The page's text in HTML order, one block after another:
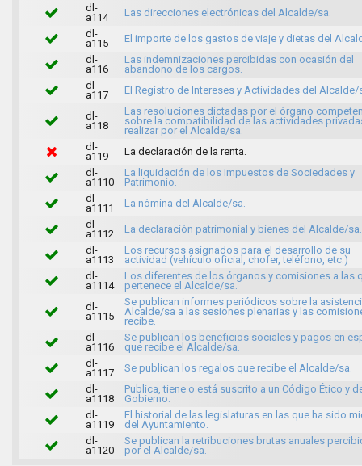
dl-
a114
Las direcciones electrónicas del Alcalde/sa.
dl-
a115
El importe de los gastos de viaje y dietas del
dl-
a116
Las indemnizaciones percibidas con ocasión del
abandono de los cargos.
dl-
a117
El Registro de Intereses y Actividades del Alcalde/
dl-
a118
Las resoluciones dictadas por el órgano
sobre la compatibilidad de las actividades
realizar por el Alcalde/sa.
dl-
a119
La declaración de la renta.
dl-
a1110
La liquidación de los Impuestos de Sociedades y
Patrimonio.
dl-
a1111
La nómina del Alcalde/sa.
dl-
a1112
La declaración patrimonial y bienes del Alcalde/sa.
dl-
a1113
Los recursos asignados para el desarrollo de su
actividad (vehículo oficial, chofer, teléfono, etc.)
dl-
a1114
Los diferentes de los órganos y comisiones a las
pertenece el Alcalde/sa.
dl-
a1115
Se publican informes periódicos sobre la
Alcalde/sa a las sesiones plenarias y las
recibe.
dl-
a1116
Se publican los beneficios sociales y pagos en
que recibe el Alcalde/sa.
dl-
a1117
Se publican los regalos que recibe el Alcalde/sa.
dl-
a1118
Publica, tiene o está suscrito a un Código Ético y
Gobierno.
dl-
a1119
El historial de las legislaturas en las que ha sido
del Ayuntamiento.
dl-
a1120
Se publican la retribuciones brutas anuales
por el Alcalde/sa.